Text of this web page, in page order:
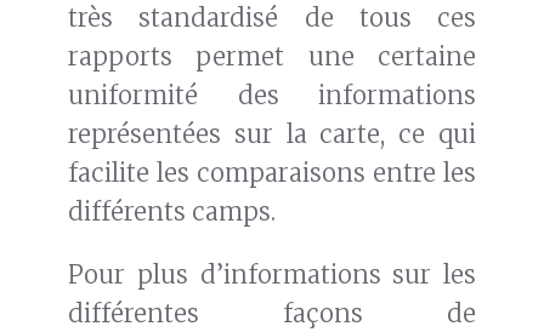
très standardisé de tous ces
rapports permet une certaine
uniformité des informations
représentées sur la carte, ce qui
facilite les comparaisons entre les
différents camps.
Pour plus d’informations sur les
différentes façons de